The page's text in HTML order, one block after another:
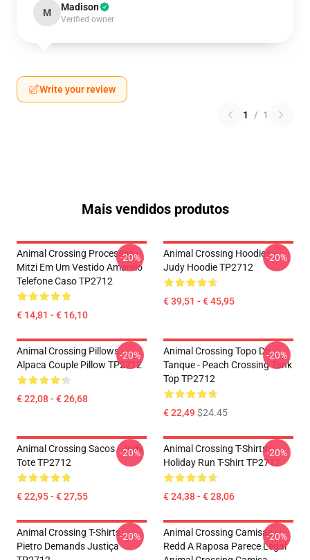
M Madison
Verified owner
Write your review
1 / 1
Mais vendidos produtos
Animal Crossing Processos -
Mitzi Em Um Vestido Amarelo
Telefone Caso TP2712
€ 14,81 - € 16,10
-20%
Animal Crossing Hoodies -
Judy Hoodie TP2712
€ 39,51 - € 45,95
-20%
Animal Crossing Pillows -
Alpaca Couple Pillow TP2712
€ 22,08 - € 26,68
-20%
Animal Crossing Topo Do
Tanque - Peach Crossing Tank
Top TP2712
€ 22,49$24.45
-20%
Animal Crossing Sacos - Judy
Tote TP2712
€ 22,95 - € 27,55
-20%
Animal Crossing T-Shirts -
Holiday Run T-Shirt TP2712
€ 24,38 - € 28,06
-20%
Animal Crossing T-Shirts -
Pietro Demands Justiça
-20%
Animal Crossing Camisas -
Redd A Raposa Parece Legal
-20%